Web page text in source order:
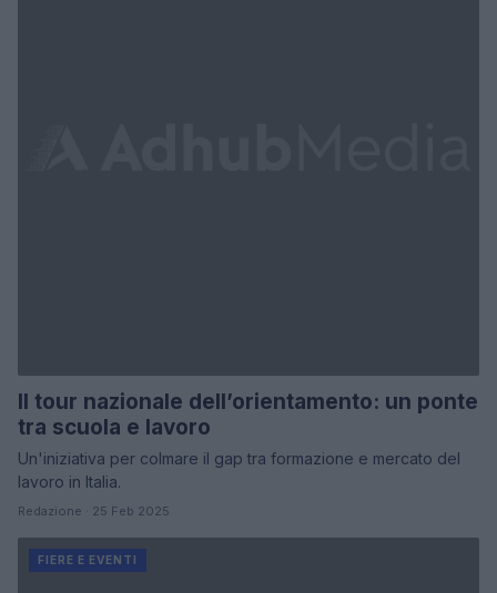
Il tour nazionale dell’orientamento: un ponte
tra scuola e lavoro
Un'iniziativa per colmare il gap tra formazione e mercato del
lavoro in Italia.
Redazione · 25 Feb 2025
FIERE E EVENTI